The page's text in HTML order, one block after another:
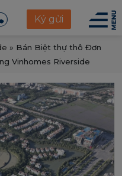
Ký gửi
» Bán Biệt thự thô Đơn
Vinhomes Riverside